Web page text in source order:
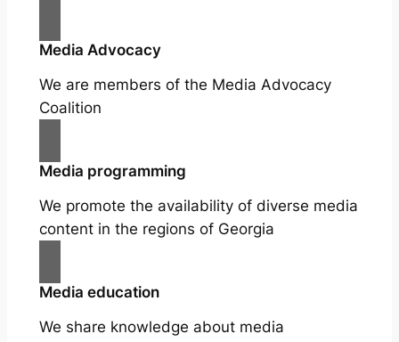
Media Advocacy
We are members of the Media Advocacy
Coalition
Media programming
We promote the availability of diverse media
content in the regions of Georgia
Media education
We share knowledge about media